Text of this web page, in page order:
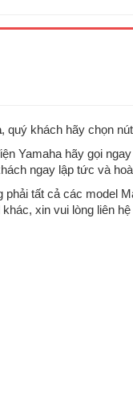
, quý khách hãy chọn
Yamaha hãy gọi
ngay lập tức và
tất cả các model
xin vui lòng liên